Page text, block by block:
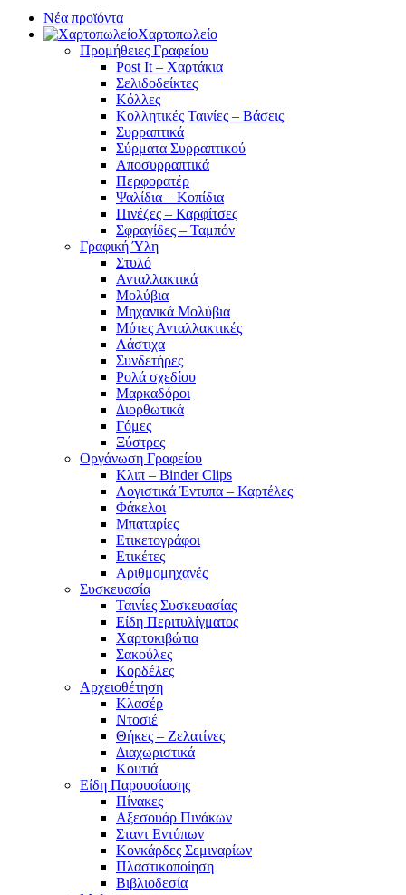
Νέα προϊόντα
Χαρτοπωλείο
Προμήθειες Γραφείου
Post It – Χαρτάκια
Σελιδοδείκτες
Κόλλες
Κολλητικές Ταινίες – Βάσεις
Συρραπτικά
Σύρματα Συρραπτικού
Αποσυρραπτικά
Περφορατέρ
Ψαλίδια – Κοπίδια
Πινέζες – Καρφίτσες
Σφραγίδες – Ταμπόν
Γραφική Ύλη
Στυλό
Ανταλλακτικά
Μολύβια
Μηχανικά Μολύβια
Μύτες Ανταλλακτικές
Λάστιχα
Συνδετήρες
Ρολά σχεδίου
Μαρκαδόροι
Διορθωτικά
Γόμες
Ξύστρες
Οργάνωση Γραφείου
Κλιπ – Binder Clips
Λογιστικά Έντυπα – Καρτέλες
Φάκελοι
Μπαταρίες
Ετικετογράφοι
Ετικέτες
Αριθμομηχανές
Συσκευασία
Ταινίες Συσκευασίας
Είδη Περιτυλίγματος
Χαρτοκιβώτια
Σακούλες
Κορδέλες
Αρχειοθέτηση
Κλασέρ
Ντοσιέ
Θήκες – Ζελατίνες
Διαχωριστικά
Κουτιά
Είδη Παρουσίασης
Πίνακες
Αξεσουάρ Πινάκων
Σταντ Εντύπων
Κονκάρδες Σεμιναρίων
Πλαστικοποίηση
Βιβλιοδεσία